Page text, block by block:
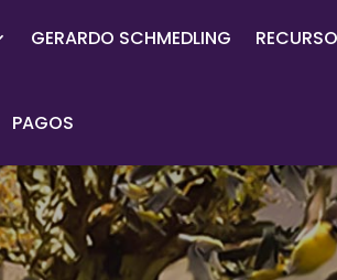
GERARDO SCHMEDLING
PAGOS